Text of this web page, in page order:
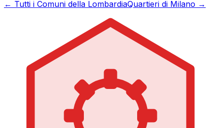
← Tutti i Comuni della LombardiaQuartieri di Milano →